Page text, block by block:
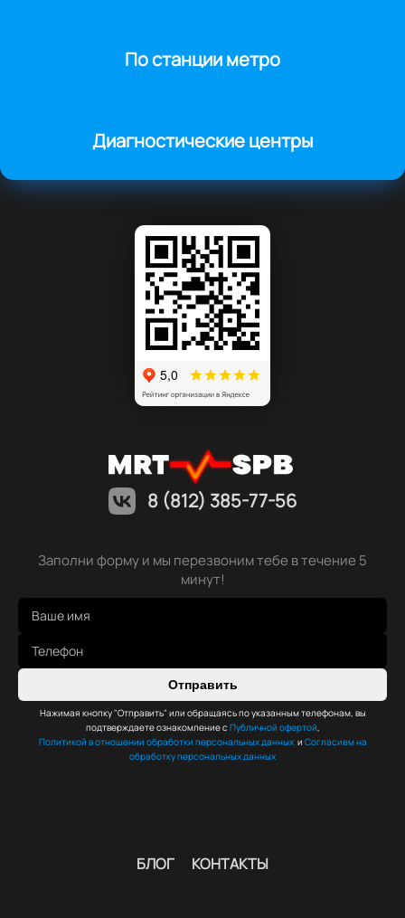
По станции метро
Диагностические центры
8 (812) 385-77-56
Заполни форму и мы перезвоним тебе в течение 5
минут!
Отправить
Нажимая кнопку "Отправить" или обращаясь по указанным телефонам, вы
подтверждаете ознакомление с Публичной офертой,
Политикой в отношении обработки персональных данных и Согласием на
обработку персональных данных
БЛОГ КОНТАКТЫ